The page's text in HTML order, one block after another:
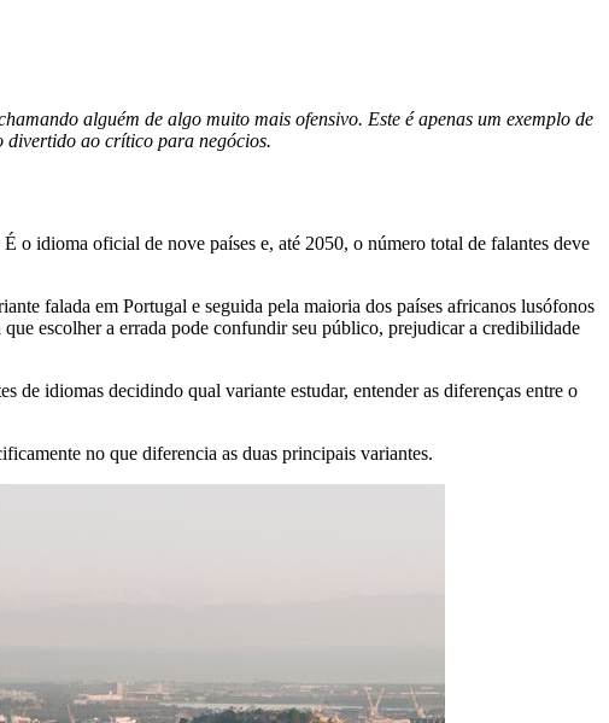
alguém de algo muito mais ofensivo. Este é apenas um exemplo de
divertido ao crítico para negócios.
o idioma oficial de nove países e, até 2050, o número total de falantes deve
falada em Portugal e seguida pela maioria dos países africanos lusófonos
escolher a errada pode confundir seu público, prejudicar a credibilidade
de idiomas decidindo qual variante estudar, entender as diferenças entre o
no que diferencia as duas principais variantes.